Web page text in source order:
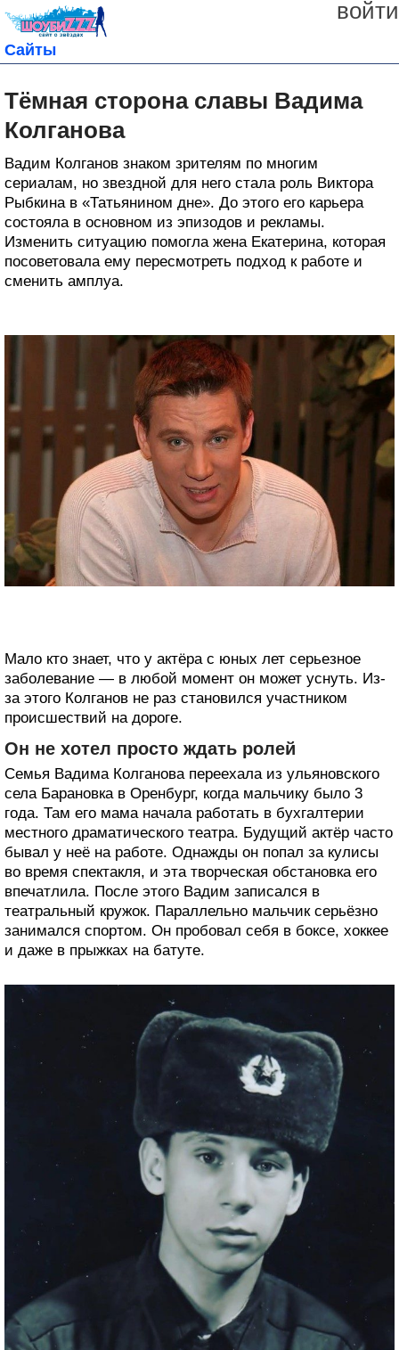
войти
Сайты
Тёмная сторона славы Вадима
Колганова
Вадим Колганов знаком зрителям по многим
сериалам, но звездной для него стала роль Виктора
Рыбкина в «Татьянином дне». До этого его карьера
состояла в основном из эпизодов и рекламы.
Изменить ситуацию помогла жена Екатерина, которая
посоветовала ему пересмотреть подход к работе и
сменить амплуа.
Мало кто знает, что у актёра с юных лет серьезное
заболевание — в любой момент он может уснуть. Из-
за этого Колганов не раз становился участником
происшествий на дороге.
Он не хотел просто ждать ролей
Семья Вадима Колганова переехала из ульяновского
села Барановка в Оренбург, когда мальчику было 3
года. Там его мама начала работать в бухгалтерии
местного драматического театра. Будущий актёр часто
бывал у неё на работе. Однажды он попал за кулисы
во время спектакля, и эта творческая обстановка его
впечатлила. После этого Вадим записался в
театральный кружок. Параллельно мальчик серьёзно
занимался спортом. Он пробовал себя в боксе, хоккее
и даже в прыжках на батуте.